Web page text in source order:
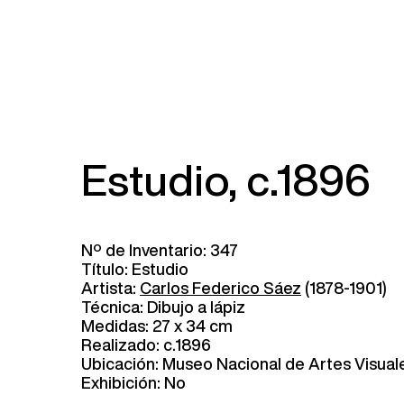
Estudio, c.1896
Nº de Inventario: 347
Título: Estudio
Artista: Carlos Federico Sáez (1878-1901)
Técnica: Dibujo a lápiz
Medidas: 27 x 34 cm
Realizado: c.1896
Ubicación: Museo Nacional de Artes
Exhibición: No